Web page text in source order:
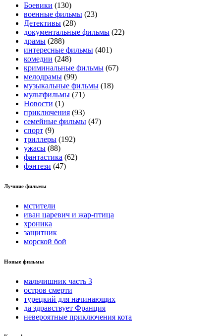
Боевики (130)
военные фильмы (23)
Детективы (28)
документальные фильмы (22)
драмы (288)
интересные фильмы (401)
комедии (248)
криминальные фильмы (67)
мелодрамы (99)
музыкальные фильмы (18)
мультфильмы (71)
Новости (1)
приключения (93)
семейные фильмы (47)
спорт (9)
триллеры (192)
ужасы (88)
фантастика (62)
фэнтези (47)
Лучшие фильмы
мстители
иван царевич и жар-птица
хроника
защитник
морской бой
Новые фильмы
мальчишник часть 3
остров смерти
турецкий для начинающих
да здравствует Франция
невероятные приключения кота